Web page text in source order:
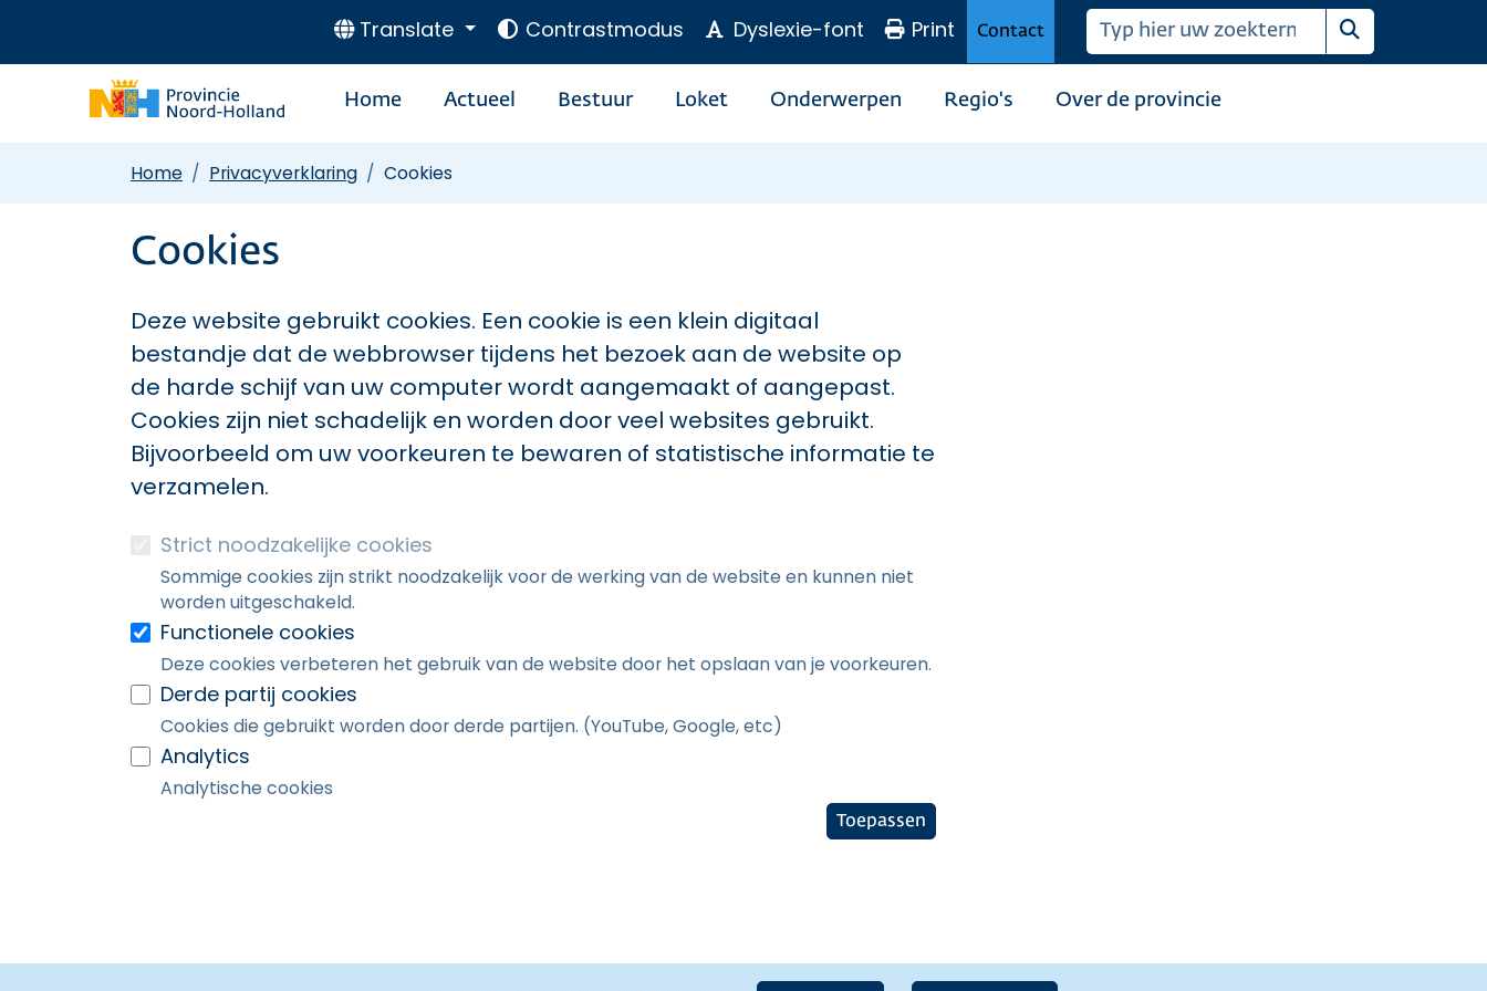
Translate Contrastmodus Dyslexie-font Print Contact
Zoeken
Home Actueel Bestuur Loket Onderwerpen Regio's Over de provincie
Home Privacyverklaring Cookies
Cookies
Deze website gebruikt cookies. Een cookie is een klein digitaal
bestandje dat de webbrowser tijdens het bezoek aan de website op
de harde schijf van uw computer wordt aangemaakt of aangepast.
Cookies zijn niet schadelijk en worden door veel websites gebruikt.
Bijvoorbeeld om uw voorkeuren te bewaren of statistische informatie te
verzamelen.
Strict noodzakelijke cookies
Sommige cookies zijn strikt noodzakelijk voor de werking van de website en kunnen niet
worden uitgeschakeld.
Functionele cookies
Deze cookies verbeteren het gebruik van de website door het opslaan van je voorkeuren.
Derde partij cookies
Cookies die gebruikt worden door derde partijen. (YouTube, Google, etc)
Analytics
Analytische cookies
Toepassen